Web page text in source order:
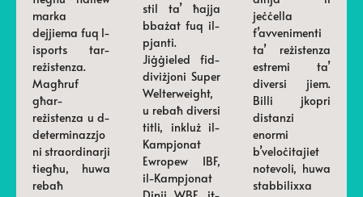
marka
dejjiema fuq l-
isports tar-
reżistenza.
Magħruf
għar-
reżistenza u d-
determinazzjo
ni straordinarji
tiegħu, huwa
rebaħ
stil ta’ ħajja
bbażat fuq il-
pjanti.
Jiġġieled fid-
diviżjoni Super
Welterweight,
u rebaħ diversi
titli, inkluż il-
Kampjonat
Ewropew IBF,
il-Kampjonat
jeċċella
f’avvenimenti
ta’ reżistenza
estremi ta’
diversi jiem.
Billi jkopri
distanzi
enormi
b’veloċitajiet
notevoli, huwa
stabbilixxa